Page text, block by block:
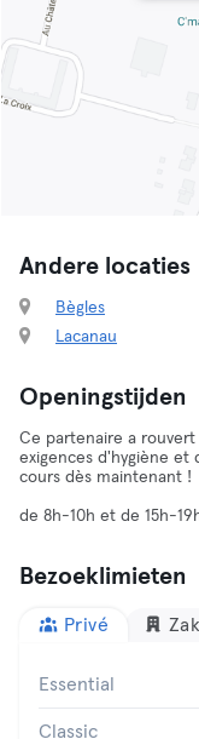
Andere locaties
Bègles
Lacanau
Openingstijden
Ce partenaire a
exigences d'hygiène et
cours dès maintenant !
de 8h-10h et de 15h-
Bezoeklimieten
Privé
Essential
Classic